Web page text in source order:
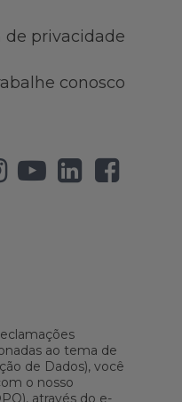
de privacidade
conosco
ao tema de
de Dados), você
o nosso
através do e-